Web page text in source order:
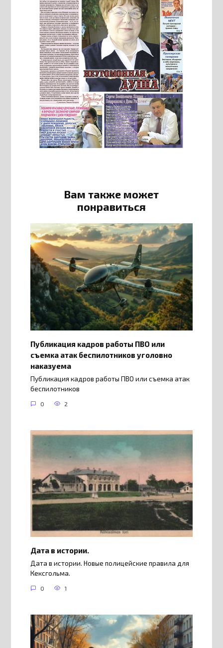
Вам также может
понравиться
Публикация кадров работы ПВО или
съемка атак беспилотников уголовно
наказуема
Публикация кадров работы ПВО или съемка атак
беспилотников
0 2
Дата в истории.
Дата в истории. Новые полицейские правила для
Кексгольма.
0 1